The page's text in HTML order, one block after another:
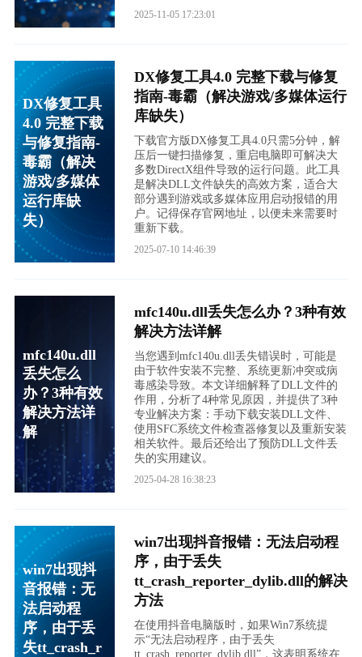
2025-11-05 17:23:01
DX修复工具
4.0 完整下载
与修复指南-
毒霸（解决
游戏/多媒体
运行库缺
失）
DX修复工具4.0 完整下载与修复
指南-毒霸（解决游戏/多媒体运行
库缺失）
下载官方版DX修复工具4.0只需5分钟，解
压后一键扫描修复，重启电脑即可解决大
多数DirectX组件导致的运行问题。此工具
是解决DLL文件缺失的高效方案，适合大
部分遇到游戏或多媒体应用启动报错的用
户。记得保存官网地址，以便未来需要时
重新下载。
2025-07-10 14:46:39
mfc140u.dll
丢失怎么
办？3种有效
解决方法详
解
mfc140u.dll丢失怎么办？3种有效
解决方法详解
当您遇到mfc140u.dll丢失错误时，可能是
由于软件安装不完整、系统更新冲突或病
毒感染导致。本文详细解释了DLL文件的
作用，分析了4种常见原因，并提供了3种
专业解决方案：手动下载安装DLL文件、
使用SFC系统文件检查器修复以及重新安装
相关软件。最后还给出了预防DLL文件丢
失的实用建议。
2025-04-28 16:38:23
win7出现抖
音报错：无
法启动程
序，由于丢
失tt_crash_r
win7出现抖音报错：无法启动程
序，由于丢失
tt_crash_reporter_dylib.dll的解决
方法
在使用抖音电脑版时，如果Win7系统提
示“无法启动程序，由于丢失
tt_crash_reporter_dylib.dll”，这表明系统在